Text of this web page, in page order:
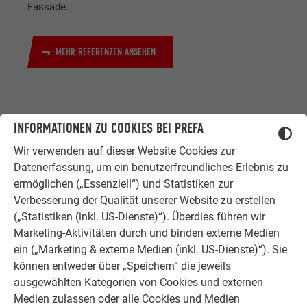
INFORMATIONEN ZU COOKIES BEI PREFA
Wir verwenden auf dieser Website Cookies zur
Datenerfassung, um ein benutzerfreundliches Erlebnis zu
ermöglichen („Essenziell“) und Statistiken zur
Verbesserung der Qualität unserer Website zu erstellen
(„Statistiken (inkl. US-Dienste)“). Überdies führen wir
Marketing-Aktivitäten durch und binden externe Medien
ein („Marketing & externe Medien (inkl. US-Dienste)“). Sie
können entweder über „Speichern“ die jeweils
ausgewählten Kategorien von Cookies und externen
Medien zulassen oder alle Cookies und Medien
Fassade.
MEHR REFERENZEN ANSEHEN
ERFAHRUNGSBERICHTE
ZUFRIEDENE KUNDEN
Ob Bauherr, Sanierer, Verarbeiter oder
Architekt - die Zufriedenheit all
unserer Kunden liegt uns am Herzen.
Deshalb versuchen wir als PREFA in
allen Phasen Ihres Projektes als